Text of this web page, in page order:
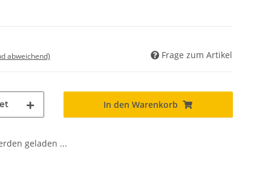
abweichend) Frage zum Artikel
In den Warenkorb
geladen ...